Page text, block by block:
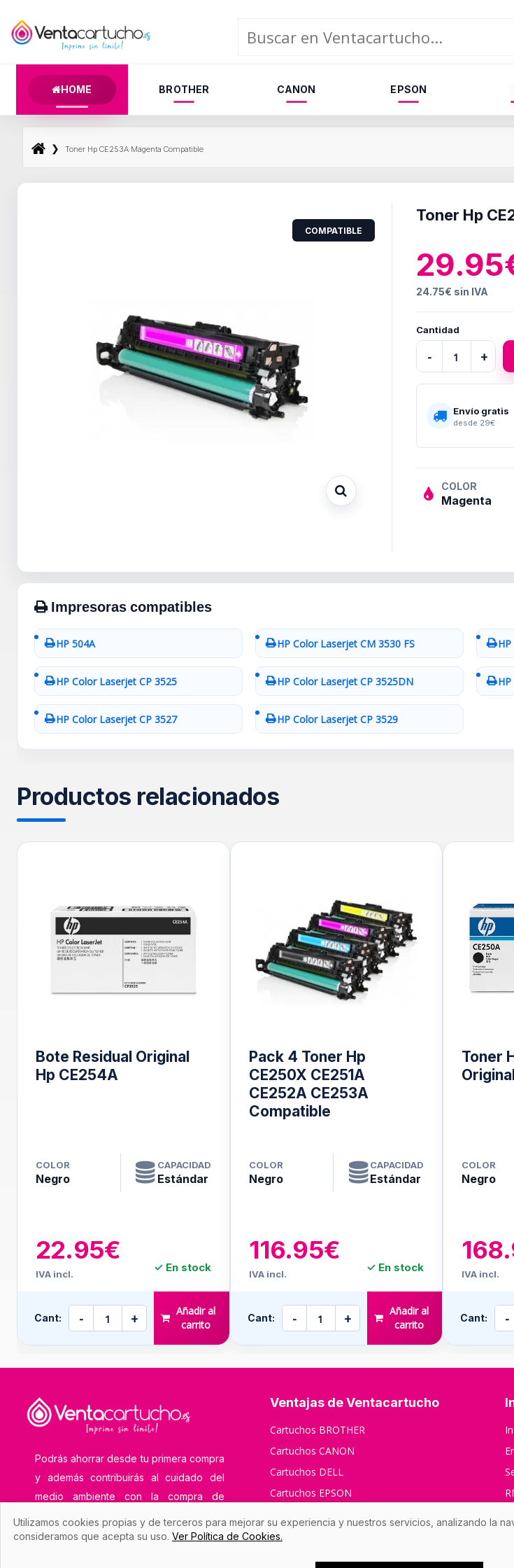
HOME BROTHER CANON EPSON
❯ Toner Hp CE253A Magenta Compatible
COMPATIBLE
Toner Hp
24.75€ sin IVA
Cantidad
- +
Envío gratis
desde 29€
COLOR
Magenta
HP 504A HP Color Laserjet CM 3530 FS
HP Color Laserjet CP 3525 HP Color Laserjet CP 3525DN
HP Color Laserjet CP 3527 HP Color Laserjet CP 3529
Productos relacionados
Bote Residual Original
Hp CE254A
COLOR
Negro
CAPACIDAD
Estándar
22.95€
IVA incl. ✓ En stock
Cant: - +
Añadir al
carrito
Pack 4 Toner Hp
CE250X CE251A
CE252A CE253A
Compatible
COLOR
Negro
CAPACIDAD
Estándar
116.95€
IVA incl. ✓ En stock
Cant: - +
Añadir al
carrito
Toner
COLOR
Negro
IVA incl.
Cant: -
Podrás ahorrar desde tu primera compra
y además contribuirás al cuidado del
medio ambiente con la compra de
remanufacturados.
Ventajas de Ventacartucho
Cartuchos BROTHER
Cartuchos CANON
Cartuchos DELL
Cartuchos EPSON
Cartuchos XEROX
Utilizamos cookies propias y de terceros para mejorar su experiencia y nuestros servicios, analizando la
consideramos que acepta su uso. Ver Política de Cookies.